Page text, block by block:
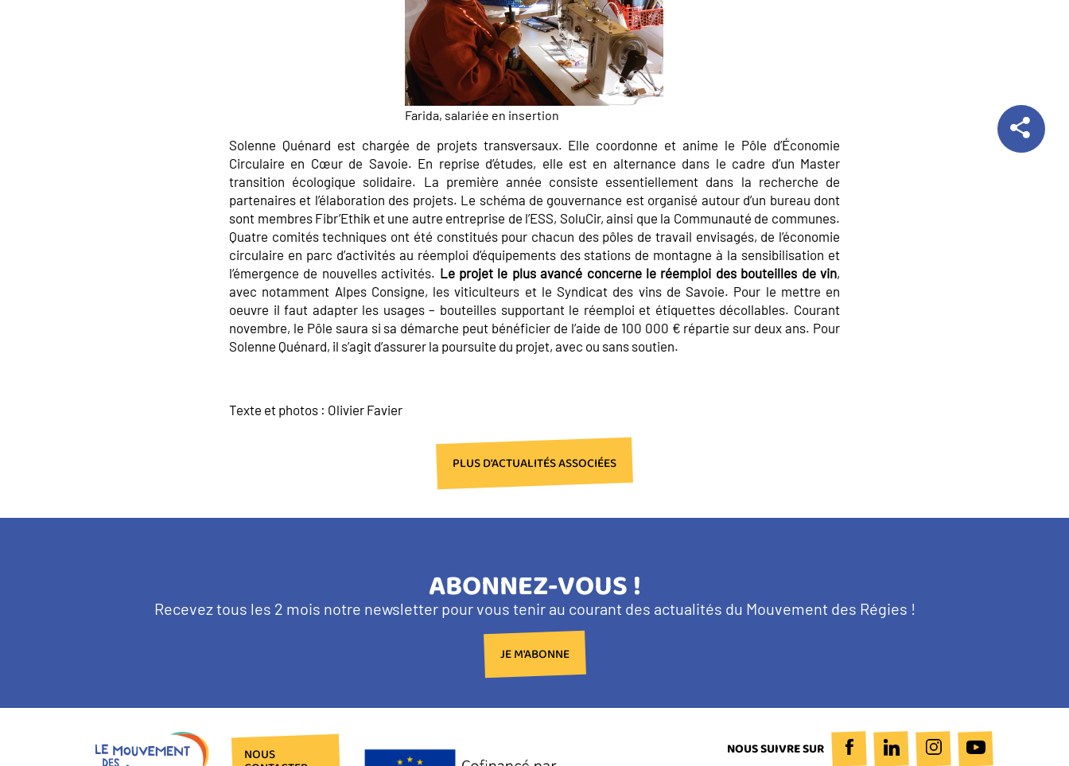
Farida, salariée en insertion
Solenne Quénard est chargée de projets transversaux. Elle coordonne et anime le Pôle d’Économie
Circulaire en Cœur de Savoie. En reprise d’études, elle est en alternance dans le cadre d’un Master
transition écologique solidaire. La première année consiste essentiellement dans la recherche de
partenaires et l’élaboration des projets. Le schéma de gouvernance est organisé autour d’un bureau dont
sont membres Fibr’Ethik et une autre entreprise de l’ESS, SoluCir, ainsi que la Communauté de communes.
Quatre comités techniques ont été constitués pour chacun des pôles de travail envisagés, de l’économie
circulaire en parc d’activités au réemploi d’équipements des stations de montagne à la sensibilisation et
l’émergence de nouvelles activités. Le projet le plus avancé concerne le réemploi des bouteilles de vin,
avec notamment Alpes Consigne, les viticulteurs et le Syndicat des vins de Savoie. Pour le mettre en
oeuvre il faut adapter les usages – bouteilles supportant le réemploi et étiquettes décollables. Courant
novembre, le Pôle saura si sa démarche peut bénéficier de l’aide de 100 000 € répartie sur deux ans. Pour
Solenne Quénard, il s’agit d’assurer la poursuite du projet, avec ou sans soutien.
Texte et photos : Olivier Favier
PLUS D'ACTUALITÉS ASSOCIÉES
TITRE
BANDEAU
NEWSLETTER
ABONNEZ-VOUS !
Texte
Recevez tous les 2 mois notre newsletter pour vous tenir au courant des actualités du Mouvement des Régies !
JE M'ABONNE
NOUS
Logo
NOUS SUIVRE SUR